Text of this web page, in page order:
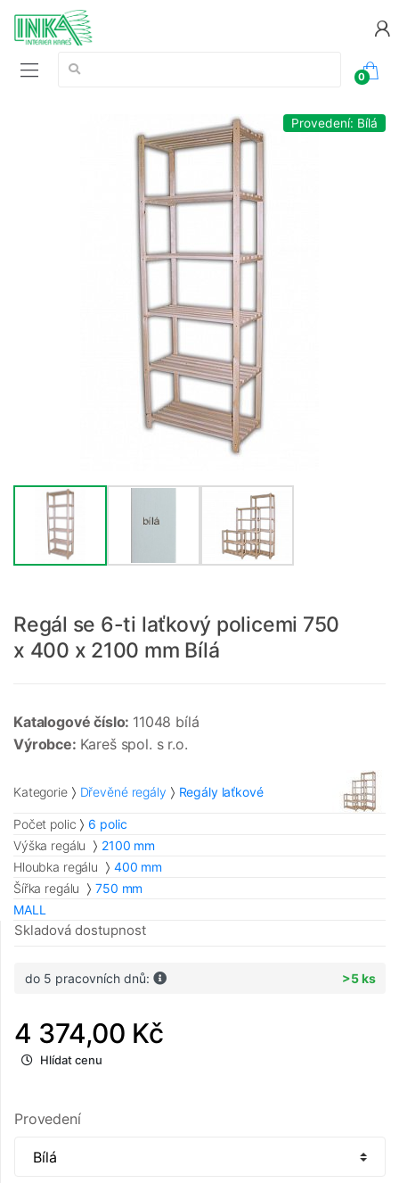
Vyhledávání:
0
Provedení: Bílá
Regál se 6-ti laťkový policemi 750
x 400 x 2100 mm Bílá
Katalogové číslo: 11048 bílá
Výrobce: Kareš spol. s r.o.
Kategorie Dřevěné regály Regály laťkové
Počet polic
6 polic
Výška regálu
2100 mm
Hloubka regálu
400 mm
Šířka regálu
750 mm
MALL
Skladová dostupnost
do 5 pracovních dnů: >5 ks
4 374,00 Kč
Hlídat cenu
Provedení